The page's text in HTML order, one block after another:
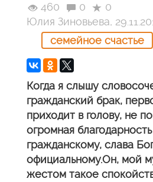
460 0
0
Юлия Зиновьева,
семейное счастье
Когда я слышу
гражданский брак,
приходит в голову, не
огромная
гражданскому, слава
официальному.Он, мой
жестом такое